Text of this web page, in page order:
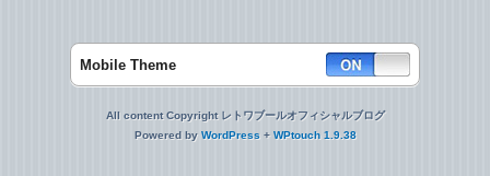
Mobile Theme
All content Copyright レトワブールオフィシャルブログ
Powered by WordPress + WPtouch 1.9.38